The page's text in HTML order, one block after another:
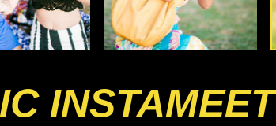
INSTAMEET